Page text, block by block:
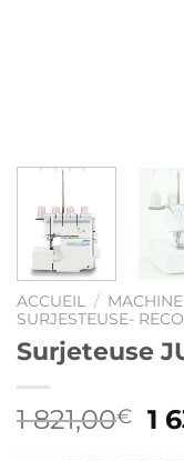
ACCUEIL /
SURJESTEUSE-
Surjeteuse
1 821,00€
Le
1